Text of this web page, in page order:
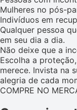
Mulheres no pós-
Indivíduos em
Qualquer pessoa
em seu dia a dia.
Não deixe que a
Escolha a
merece. Invista na
alegria de cada
COMPRE NO